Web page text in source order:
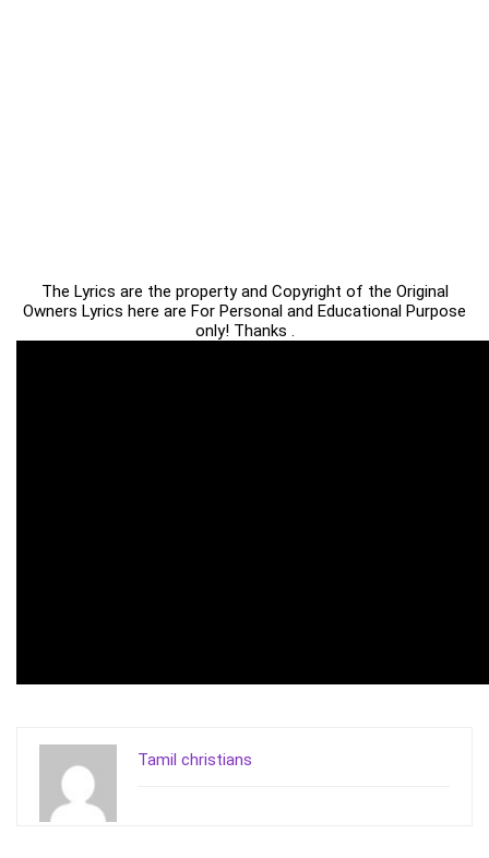
The Lyrics are the property and Copyright of the Original
Owners Lyrics here are For Personal and Educational Purpose
only! Thanks .
Tamil christians